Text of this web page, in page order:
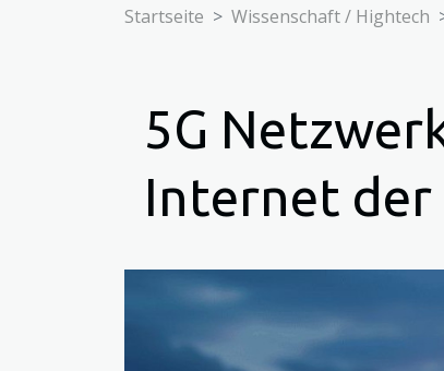
Startseite Wissenschaft / Hightech
5G
Internet der